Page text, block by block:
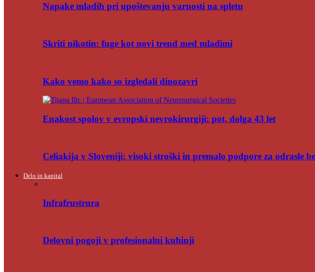
Napake mladih pri upoštevanju varnosti na spletu
Skriti nikotin: fuge kot novi trend med mladimi
Kako vemo kako so izgledali dinozavri
Enakost spolov v evropski nevrokirurgiji: pot, dolga 43 let
Celiakija v Sloveniji: visoki stroški in premalo podpore za odrasle
Delo in kapital
Infrafrustrura
Delovni pogoji v profesionalni kuhinji